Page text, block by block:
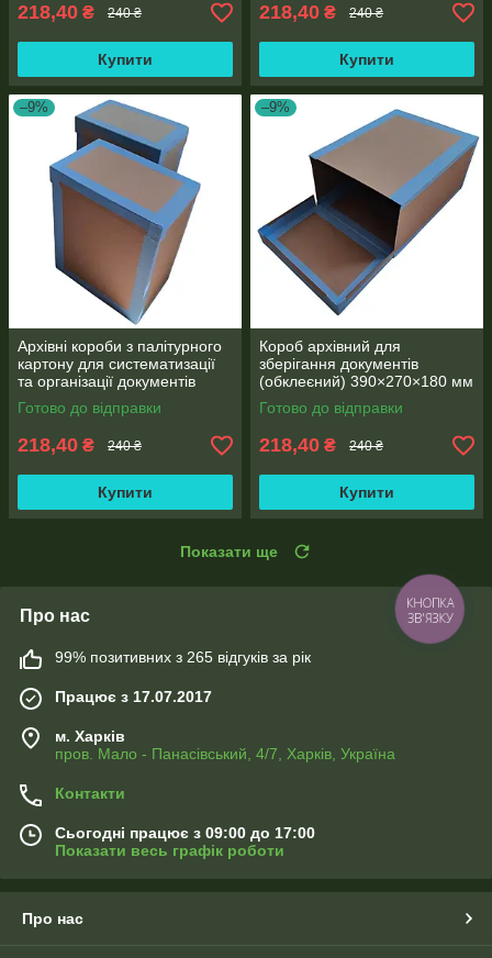
218,40 ₴ 240 ₴
Купити
218,40 ₴ 240 ₴
Купити
–9%
Архівні короби з палітурного
картону для систематизації
та організації документів
390х270х180 мм
Готово до відправки
218,40 ₴ 240 ₴
Купити
–9%
Короб архівний для
зберігання документів
(обклеєний) 390×270×180 мм
Готово до відправки
218,40 ₴ 240 ₴
Купити
Показати ще
Про нас
99% позитивних з 265 відгуків за рік
Працює з 17.07.2017
м. Харків
пров. Мало - Панасівський, 4/7, Харків, Україна
Контакти
Сьогодні працює з 09:00 до 17:00
Показати весь графік роботи
Про нас
КНОПКА
ЗВ'ЯЗКУ